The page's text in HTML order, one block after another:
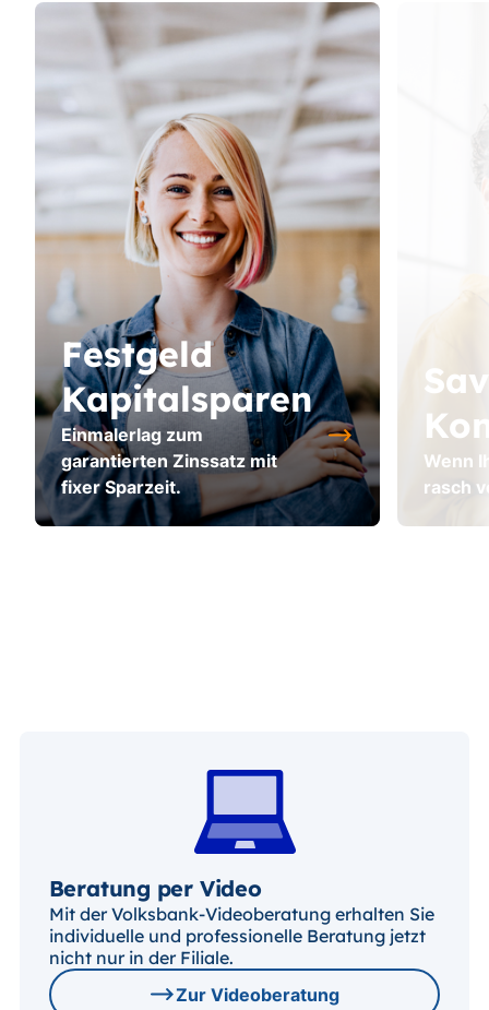
Festgeld
Kapitalsparen
Einmalerlag zum
garantierten Zinssatz mit
fixer Sparzeit.
Wenn
rasch
Beratung per Video
Mit der Volksbank-Videoberatung erhalten Sie
individuelle und professionelle Beratung jetzt
nicht nur in der Filiale.
Zur Videoberatung